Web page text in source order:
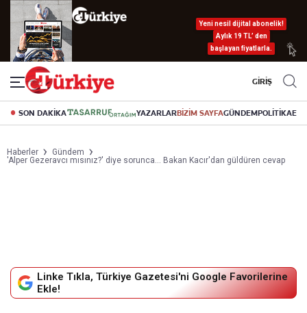
Yeni nesil dijital abonelik!
Aylık 19 TL’ den
başlayan fiyatlarla.
GİRİŞ
SON DAKİKA YAZARLARBİZİM SAYFAGÜNDEMPOLİTİKA
Haberler
Gündem
'Alper Gezeravcı mısınız?' diye sorunca... Bakan Kacır'dan güldüren cevap
Linke Tıkla, Türkiye Gazetesi'ni Google Favorilerine
Ekle!